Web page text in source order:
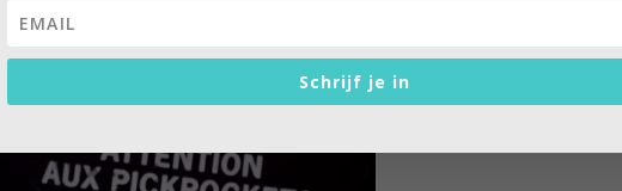
Schrijf je in